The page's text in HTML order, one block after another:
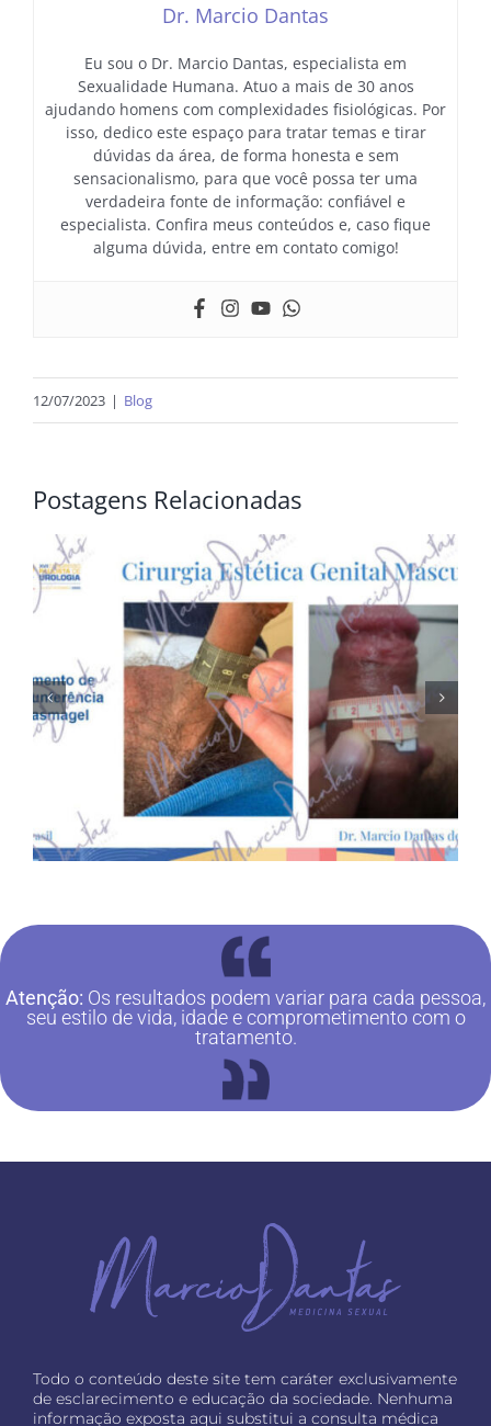
Dr. Marcio Dantas
Eu sou o Dr. Marcio Dantas, especialista em
Sexualidade Humana. Atuo a mais de 30 anos
ajudando homens com complexidades fisiológicas. Por
isso, dedico este espaço para tratar temas e tirar
dúvidas da área, de forma honesta e sem
sensacionalismo, para que você possa ter uma
verdadeira fonte de informação: confiável e
especialista. Confira meus conteúdos e, caso fique
alguma dúvida, entre em contato comigo!
12/07/2023 | Blog
Postagens Relacionadas
Atenção: Os resultados podem variar para cada pessoa,
seu estilo de vida, idade e comprometimento com o
tratamento.
Todo o conteúdo deste site tem caráter exclusivamente
de esclarecimento e educação da sociedade. Nenhuma
informação exposta aqui substitui a consulta médica